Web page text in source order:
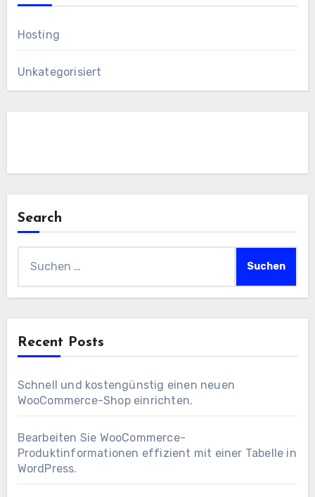
Hosting
Unkategorisiert
Search
Recent Posts
Schnell und kostengünstig einen neuen
WooCommerce-Shop einrichten.
Bearbeiten Sie WooCommerce-
Produktinformationen effizient mit einer Tabelle in
WordPress.